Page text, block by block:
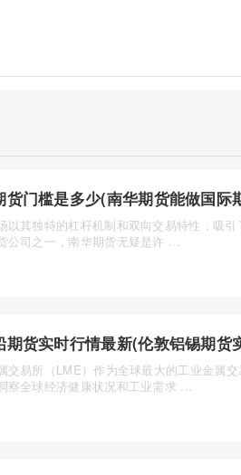
货门槛是多少(南华期货能做国际
以其独特的杠杆机制和双向交易特性，吸
公司之一，南华期货无疑是许 ...
期货实时行情最新(伦敦铝锡期货
交易所（LME）作为全球最大的工业金属
察全球经济健康状况和工业需求 ...